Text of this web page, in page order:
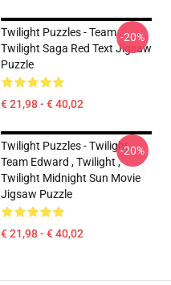
Twilight Puzzles - Team
Twilight Saga Red Text Jigsaw
Puzzle
€ 21,98 - € 40,02
-20%
Twilight Puzzles - Twilight
Team Edward , Twilight ,
Twilight Midnight Sun Movie
Jigsaw Puzzle
€ 21,98 - € 40,02
-20%